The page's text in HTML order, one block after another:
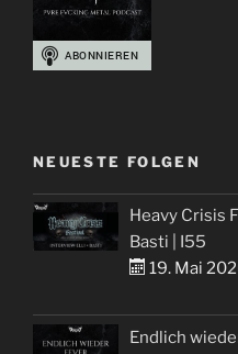
NEUESTE FOLGEN
Heavy Crisis
Basti | I55
19. Mai
Endlich